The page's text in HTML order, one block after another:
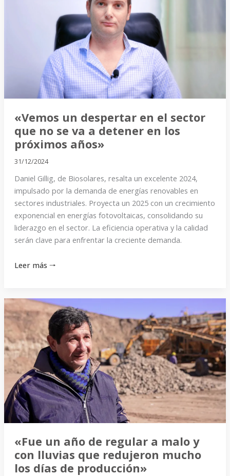
«Vemos un despertar en el sector
que no se va a detener en los
próximos años»
31/12/2024
Daniel Gillig, de Biosolares, resalta un excelente 2024,
impulsado por la demanda de energías renovables en
sectores industriales. Proyecta un 2025 con un crecimiento
exponencial en energías fotovoltaicas, consolidando su
liderazgo en el sector. La eficiencia operativa y la calidad
serán clave para enfrentar la creciente demanda.
va
a
detener
en
los
próximos
años»
Leer más 🠒
«Fue un año de regular a malo y
con lluvias que redujeron mucho
los días de producción»
un
año
de
regular
a
malo
y
con
lluvias
que
redujeron
mucho